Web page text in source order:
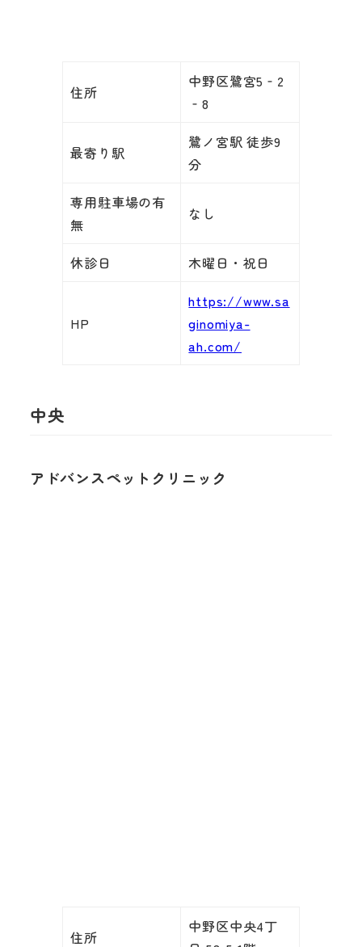
住所
中野区鷺宮5‐2
‐8
最寄り駅
鷺ノ宮駅 徒歩9
分
専用駐車場の有
無
なし
休診日 木曜日・祝日
HP
https://www.sa
ginomiya-
ah.com/
中央
アドバンスペットクリニック
住所
中野区中央4丁